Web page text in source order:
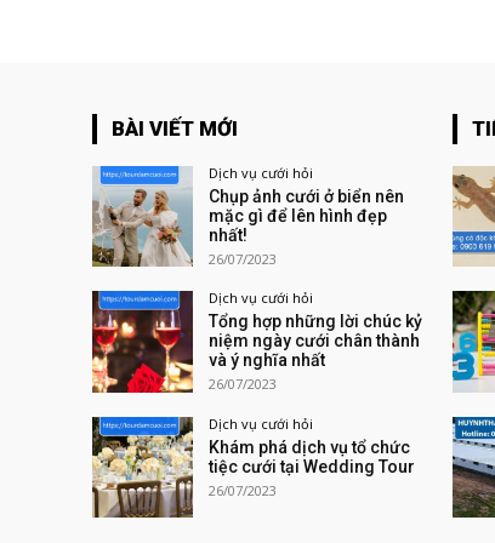
BÀI VIẾT MỚI
Dịch vụ cưới hỏi
Chụp ảnh cưới ở biển nên
mặc gì để lên hình đẹp
nhất!
26/07/2023
Dịch vụ cưới hỏi
Tổng hợp những lời chúc kỷ
niệm ngày cưới chân thành
và ý nghĩa nhất
26/07/2023
Dịch vụ cưới hỏi
Khám phá dịch vụ tổ chức
tiệc cưới tại Wedding Tour
26/07/2023